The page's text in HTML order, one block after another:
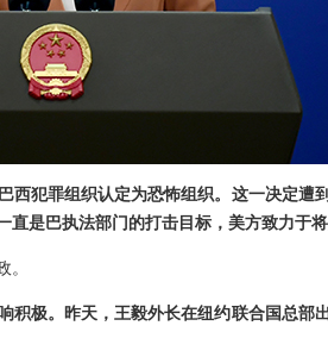
西犯罪组织认定为恐怖组织。这一决定遭
是巴执法部门的打击目标，美方致力于
。
极。昨天，王毅外长在纽约联合国总部